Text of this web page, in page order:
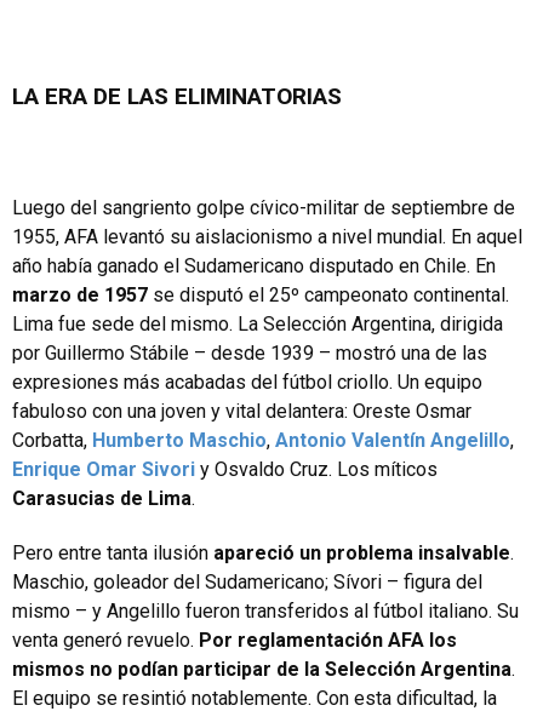
LA ERA DE LAS ELIMINATORIAS
Luego del sangriento golpe cívico-militar de septiembre de
1955, AFA levantó su aislacionismo a nivel mundial. En aquel
año había ganado el Sudamericano disputado en Chile. En
marzo de 1957 se disputó el 25º campeonato continental.
Lima fue sede del mismo. La Selección Argentina, dirigida
por Guillermo Stábile – desde 1939 – mostró una de las
expresiones más acabadas del fútbol criollo. Un equipo
fabuloso con una joven y vital delantera: Oreste Osmar
Corbatta, Humberto Maschio, Antonio Valentín Angelillo,
Enrique Omar Sivori y Osvaldo Cruz. Los míticos
Carasucias de Lima.
Pero entre tanta ilusión apareció un problema insalvable.
Maschio, goleador del Sudamericano; Sívori – figura del
mismo – y Angelillo fueron transferidos al fútbol italiano. Su
venta generó revuelo. Por reglamentación AFA los
mismos no podían participar de la Selección Argentina.
El equipo se resintió notablemente. Con esta dificultad, la